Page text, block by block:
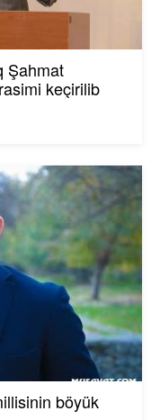
Şahmat
keçirilib
böyük